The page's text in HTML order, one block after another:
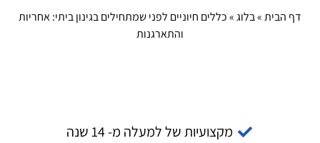
דף הבית»בלוג»כללים חיוניים לפני שמתחילים בגינון ביתי: אחריות
והתארגנות
מקצועיות של למעלה מ- 14 שנה